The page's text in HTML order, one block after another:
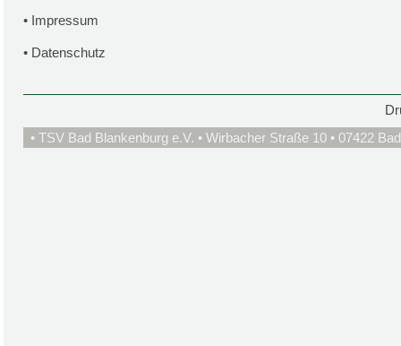
• Impressum
• Datenschutz
• TSV Bad Blankenburg e.V. • Wirbacher Straße 10 • 07422